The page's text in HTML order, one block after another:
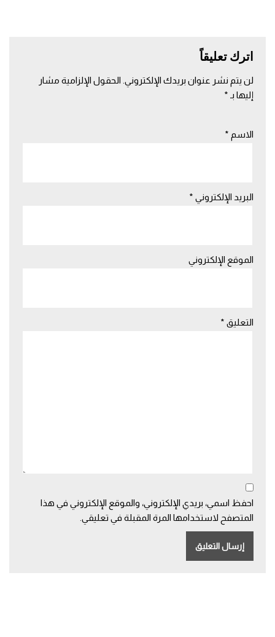
اترك تعليقاً
لن يتم نشر عنوان بريدك الإلكتروني. الحقول الإلزامية مشار
إليها بـ *
الاسم *
البريد الإلكتروني *
الموقع الإلكتروني
التعليق *
احفظ اسمي، بريدي الإلكتروني، والموقع الإلكتروني في هذا
المتصفح لاستخدامها المرة المقبلة في تعليقي.